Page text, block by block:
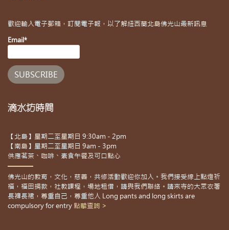
歡迎輸入電子郵箱，訂閱電子報，以了解紐西蘭北島佛光山最新訊息
Email*
滴水坊時間
【北島】星期二至星期日 9:30am - 2pm
【南島】星期二至星期日 9am - 3pm
供應茗茶、咖啡、素食午餐及可口點心
佛光山的教育，文化，慈善，共修活動歡迎你加入。我們接受線上點燈祈
福，福田捐款，社教課程，場地租借，請與我們聯絡。請來寺的大眾衣著
長褲長裙，尊重自己，尊重他人 Long pants and long skirts are
compulsory for entry 點擊查詢 >